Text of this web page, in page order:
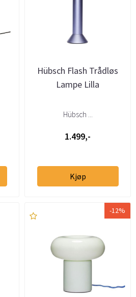
Hübsch Flash Trådløs
Lampe Lilla
Hübsch ...
1.499,-
Kjøp
-12%